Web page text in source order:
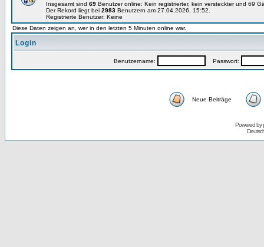
Insgesamt sind 69 Benutzer online: Kein registrierter, kein versteckter und 69
Der Rekord liegt bei 2983 Benutzern am 27.04.2026, 15:52.
Registrierte Benutzer: Keine
Diese Daten zeigen an, wer in den letzten 5 Minuten online war.
Login
Benutzername: Passwort:
Neue Beiträge
Powered by